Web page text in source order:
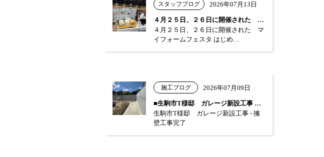
スタッフブログ 2026年07月13日
４月２５日、２６日に開催された マイフォ…
４月２５日、２６日に開催された マ
イフォームフェスタ はじめ…
施工ブログ 2026年07月09日
■生駒市T様邸 ガレージ新設工事 …
生駒市T様邸 ガレージ新設工事 - 擁
壁工事完了